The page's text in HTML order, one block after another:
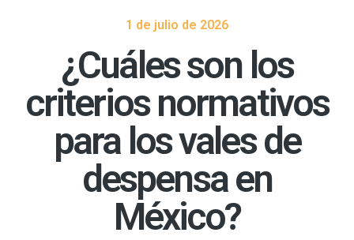
1 de julio de 2026
¿Cuáles son los
criterios normativos
para los vales de
despensa en
México?